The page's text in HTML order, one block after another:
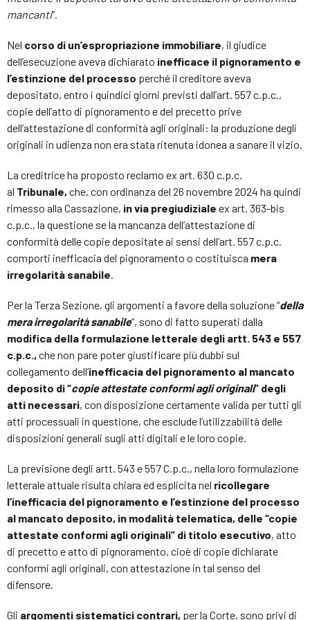
mancanti“.
Nel corso di un’espropriazione immobiliare, il giudice
dell’esecuzione aveva dichiarato inefficace il pignoramento e
l’estinzione del processo perché il creditore aveva
depositato, entro i quindici giorni previsti dall’art. 557 c.p.c.,
copie dell’atto di pignoramento e del precetto prive
dell’attestazione di conformità agli originali: la produzione degli
originali in udienza non era stata ritenuta idonea a sanare il vizio.
La creditrice ha proposto reclamo ex art. 630 c.p.c.
al Tribunale, che, con ordinanza del 26 novembre 2024 ha quindi
rimesso alla Cassazione, in via pregiudiziale ex art. 363-bis
c.p.c., la questione se la mancanza dell’attestazione di
conformità delle copie depositate ai sensi dell’art. 557 c.p.c.
comporti inefficacia del pignoramento o costituisca mera
irregolarità sanabile.
Per la Terza Sezione, gli argomenti a favore della soluzione “della
mera irregolarità sanabile”, sono di fatto superati dalla
modifica della formulazione letterale degli artt. 543 e 557
c.p.c., che non pare poter giustificare più dubbi sul
collegamento dell’inefficacia del pignoramento al mancato
deposito di “copie attestate conformi agli originali” degli
atti necessari, con disposizione certamente valida per tutti gli
atti processuali in questione, che esclude l’utilizzabilità delle
disposizioni generali sugli atti digitali e le loro copie.
La previsione degli artt. 543 e 557 C.p.c., nella loro formulazione
letterale attuale risulta chiara ed esplicita nel ricollegare
l’inefficacia del pignoramento e l’estinzione del processo
al mancato deposito, in modalità telematica, delle “copie
attestate conformi agli originali” di titolo esecutivo, atto
di precetto e atto di pignoramento, cioè di copie dichiarate
conformi agli originali, con attestazione in tal senso del
difensore.
Gli argomenti sistematici contrari, per la Corte, sono privi di